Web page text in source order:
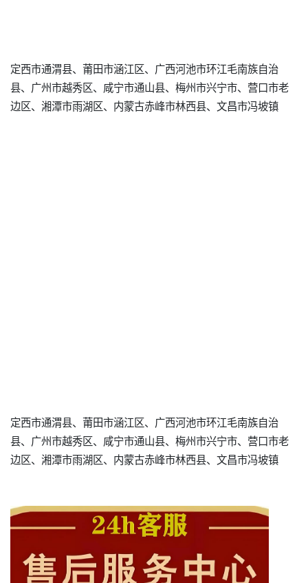
定西市通渭县、莆田市涵江区、广西河池市环江毛南族自治
县、广州市越秀区、咸宁市通山县、梅州市兴宁市、营口市老
边区、湘潭市雨湖区、内蒙古赤峰市林西县、文昌市冯坡镇
定西市通渭县、莆田市涵江区、广西河池市环江毛南族自治
县、广州市越秀区、咸宁市通山县、梅州市兴宁市、营口市老
边区、湘潭市雨湖区、内蒙古赤峰市林西县、文昌市冯坡镇